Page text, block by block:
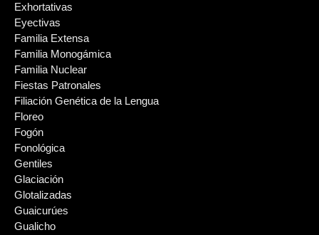
Exhortativas
Eyectivas
Familia Extensa
Familia Monogámica
Familia Nuclear
Fiestas Patronales
Filiación Genética de la Lengua
Floreo
Fogón
Fonológica
Gentiles
Glaciación
Glotalizadas
Guaicurúes
Gualicho